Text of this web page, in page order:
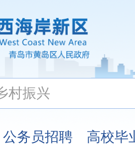
公务员招聘 高校毕